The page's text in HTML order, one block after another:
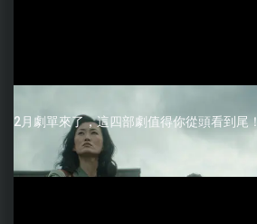
2月劇單來了，這四部劇值得你從頭看到尾！